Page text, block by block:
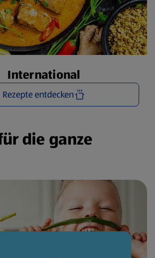
International
Rezepte entdecken
die ganze